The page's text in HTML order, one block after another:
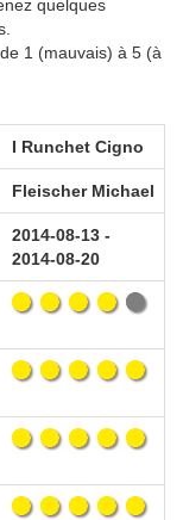
quelques
1 (mauvais) à 5 (à
I Runchet Cigno
Fleischer Michael
2014-08-13 -
2014-08-20